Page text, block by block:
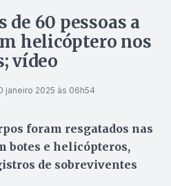
de 60 pessoas a
helicóptero nos
vídeo
janeiro 2025 às 06h54
foram resgatados nas
botes e helicópteros,
de sobreviventes